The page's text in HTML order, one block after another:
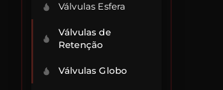
Válvulas Esfera
Válvulas de
Retenção
Válvulas Globo